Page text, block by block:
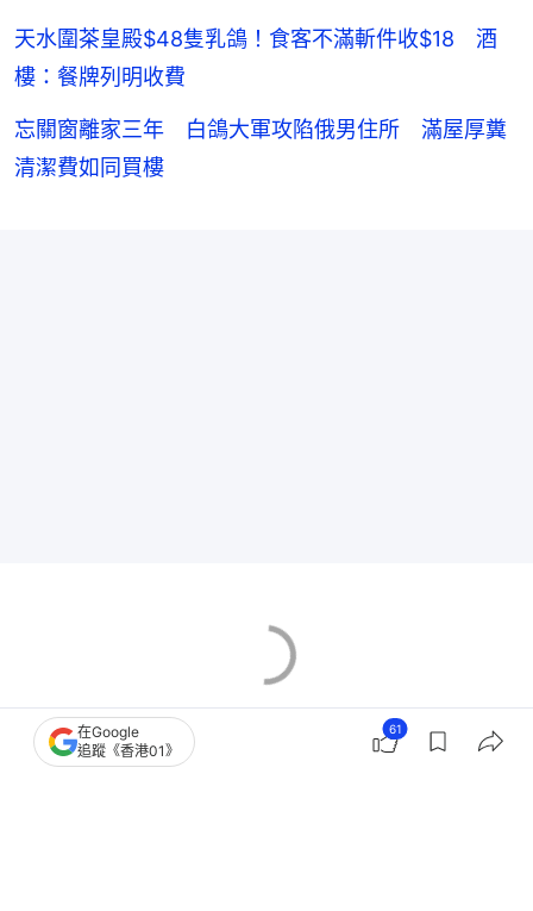
天水圍茶皇殿$48隻乳鴿！食客不滿斬件收$18 酒
樓：餐牌列明收費
忘關窗離家三年 白鴿大軍攻陷俄男住所 滿屋厚糞
清潔費如同買樓
在Google
追蹤《香港01》
61